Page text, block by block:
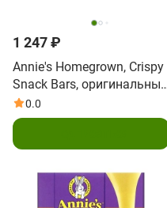
1 247 ₽
Annie's Homegrown, Crispy
Snack Bars, оригинальные
батончики, 5 батончиков,
22 г (0,78 унции) каждый
0.0